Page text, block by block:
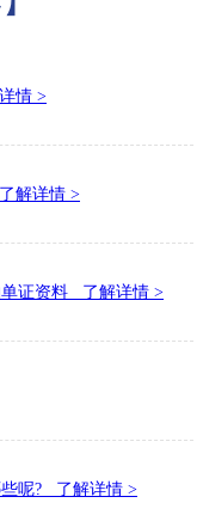
情 >
解详情 >
单证资料 了解详情 >
些呢? 了解详情 >